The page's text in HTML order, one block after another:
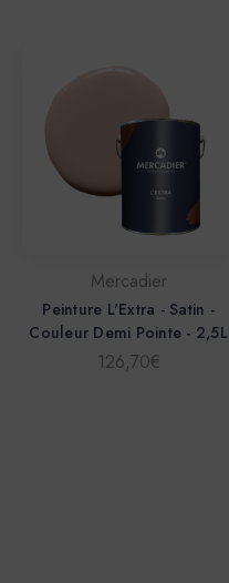
Mercadier
Peinture L'Extra - Satin -
Couleur Demi Pointe - 2,5L
126,70€